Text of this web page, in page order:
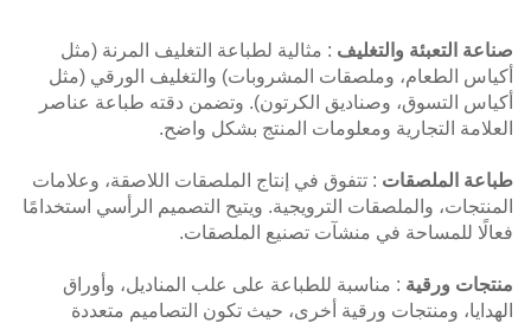
صناعة التعبئة والتغليف : مثالية لطباعة التغليف المرنة (مثل
أكياس الطعام، وملصقات المشروبات) والتغليف الورقي (مثل
أكياس التسوق، وصناديق الكرتون). وتضمن دقته طباعة عناصر
العلامة التجارية ومعلومات المنتج بشكل واضح.
طباعة الملصقات : تتفوق في إنتاج الملصقات اللاصقة، وعلامات
المنتجات، والملصقات الترويجية. ويتيح التصميم الرأسي استخدامًا
فعالًا للمساحة في منشآت تصنيع الملصقات.
منتجات ورقية : مناسبة للطباعة على علب المناديل، وأوراق
الهدايا، ومنتجات ورقية أخرى، حيث تكون التصاميم متعددة